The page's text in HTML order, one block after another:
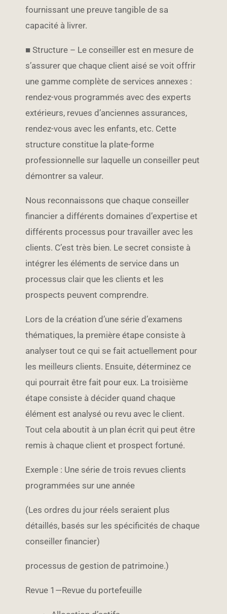
fournissant une preuve tangible de sa
capacité à livrer.
■ Structure – Le conseiller est en mesure de
s’assurer que chaque client aisé se voit offrir
une gamme complète de services annexes :
rendez-vous programmés avec des experts
extérieurs, revues d’anciennes assurances,
rendez-vous avec les enfants, etc. Cette
structure constitue la plate-forme
professionnelle sur laquelle un conseiller peut
démontrer sa valeur.
Nous reconnaissons que chaque conseiller
financier a différents domaines d’expertise et
différents processus pour travailler avec les
clients. C’est très bien. Le secret consiste à
intégrer les éléments de service dans un
processus clair que les clients et les
prospects peuvent comprendre.
Lors de la création d’une série d’examens
thématiques, la première étape consiste à
analyser tout ce qui se fait actuellement pour
les meilleurs clients. Ensuite, déterminez ce
qui pourrait être fait pour eux. La troisième
étape consiste à décider quand chaque
élément est analysé ou revu avec le client.
Tout cela aboutit à un plan écrit qui peut être
remis à chaque client et prospect fortuné.
Exemple : Une série de trois revues clients
programmées sur une année
(Les ordres du jour réels seraient plus
détaillés, basés sur les spécificités de chaque
conseiller financier)
processus de gestion de patrimoine.)
Revue 1—Revue du portefeuille